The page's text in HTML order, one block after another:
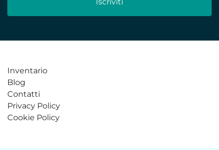
Iscriviti
Inventario
Blog
Contatti
Privacy Policy
Cookie Policy